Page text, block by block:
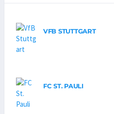
VFB STUTTGART
FC ST. PAULI